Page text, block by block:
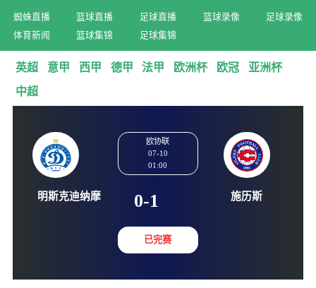
蜘蛛直播 篮球直播 足球直播 篮球录像
足球录像
体育新闻
篮球集锦 足球集锦
英超 意甲 西甲 德甲 法甲 欧洲杯 欧冠
亚洲杯
中超
明斯克迪纳摩
欧协联
0-1